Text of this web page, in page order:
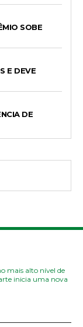
SOBE
E DEVE
DE
mais alto nível de
inicia uma nova